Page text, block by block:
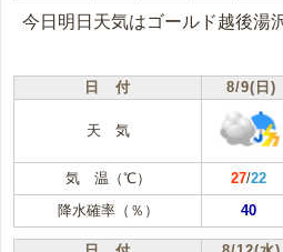
今日明日天気はゴールド越後湯
日 付 8/9(日)
天 気
気 温（℃） 27/22
降水確率（％）
40